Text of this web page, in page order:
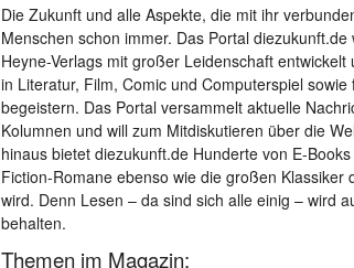
Die Zukunft und alle Aspekte, die mit ihr
Menschen schon immer. Das Portal
Heyne-Verlags mit großer Leidenschaft
in Literatur, Film, Comic und Computerspiel
begeistern. Das Portal versammelt aktuelle
Kolumnen und will zum Mitdiskutieren über die
hinaus bietet diezukunft.de Hunderte von E-
Fiction-Romane ebenso wie die großen
wird. Denn Lesen – da sind sich alle einig – wird
behalten.
Themen im Magazin: